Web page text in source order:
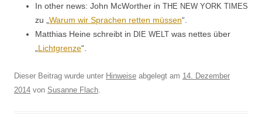
In oth­er news: John McWorther in THE NEW YORK TIMES
zu „ Warum wir Sprachen ret­ten müssen“.
Matthias Heine schreibt in DIE WELT was nettes über
Licht­gren­ze“.
Dieser Beitrag wurde unter Hinweise abgelegt am 14. Dezember
2014 von Susanne Flach